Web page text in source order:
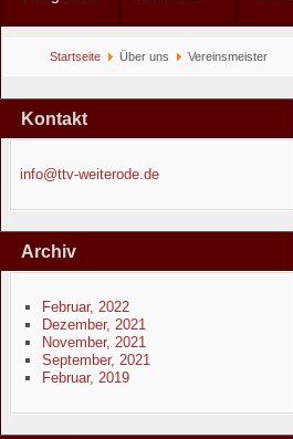
Startseite Über uns Vereinsmeister
Kontakt
info@ttv-weiterode.de
Archiv
Februar, 2022
Dezember, 2021
November, 2021
September, 2021
Februar, 2019